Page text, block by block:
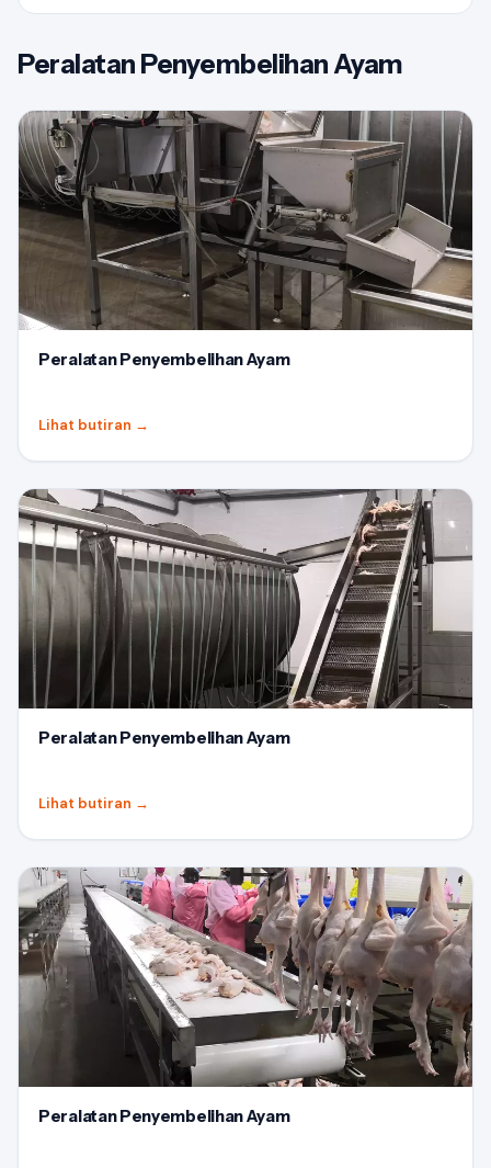
Peralatan Penyembelihan Ayam
Peralatan Penyembelihan Ayam
Lihat butiran →
Peralatan Penyembelihan Ayam
Lihat butiran →
Peralatan Penyembelihan Ayam